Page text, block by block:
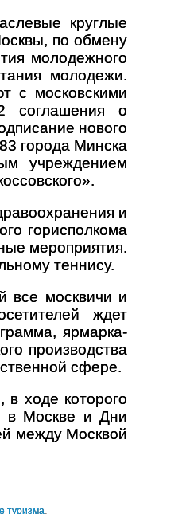
круглые
по обмену
молодежного
молодежи.
с московскими
соглашения о
нового
города Минска
учреждением
и
горисполкома
мероприятия.
теннису.
все москвичи и
ждет
ярмарка-
производства
сфере.
ходе которого
в Москве и Дни
между Москвой
туризма